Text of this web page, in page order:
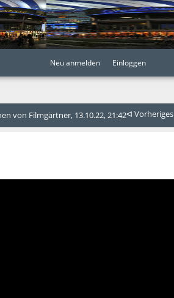
Neu anmelden Einloggen
von Filmgärtner, 13.10.22, 21:42ᐊ Vorheriges